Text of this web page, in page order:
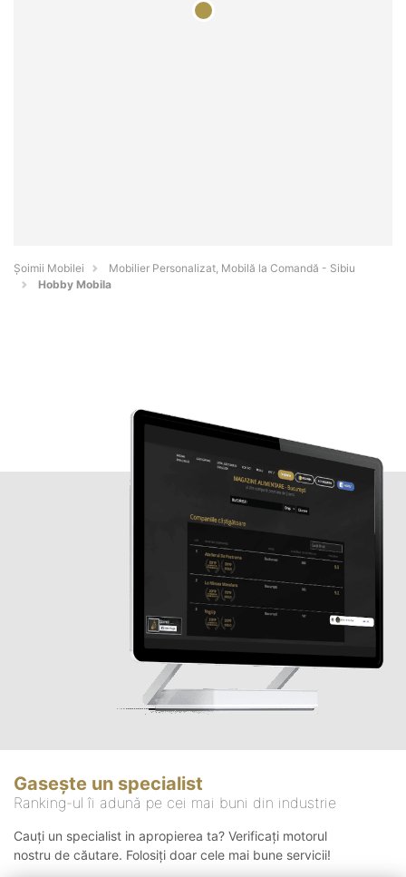
Șoimii Mobilei
Mobilier Personalizat, Mobilă la Comandă - Sibiu
Hobby Mobila
Gasește un specialist
Ranking-ul îi adună pe cei mai buni din industrie
Cauți un specialist in apropierea ta? Verificați motorul
nostru de căutare. Folosiți doar cele mai bune servicii!